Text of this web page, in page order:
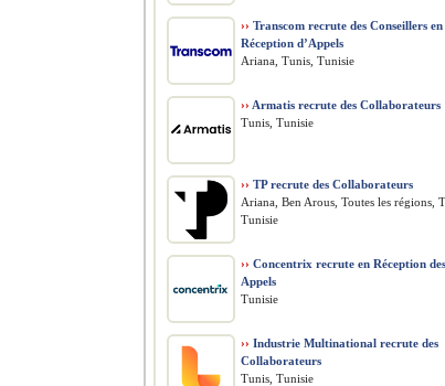
›› Transcom recrute des Conseillers en
Réception d’Appels
Ariana, Tunis, Tunisie
›› Armatis recrute des Collaborateurs
Tunis, Tunisie
›› TP recrute des Collaborateurs
Ariana, Ben Arous, Toutes les régions,
Tunisie
›› Concentrix recrute en Réception des
Appels
Tunisie
›› Industrie Multinational recrute des
Collaborateurs
Tunis, Tunisie